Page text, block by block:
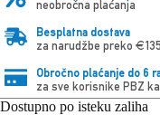
neobročna plaćanja
Besplatna dostava
za narudžbe preko €135
Obročno plaćanje do 6
za sve korisnike PBZ
Dostupno po isteku zaliha